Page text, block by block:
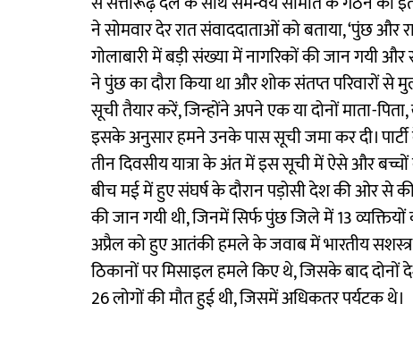
ने सोमवार देर रात संवाददाताओं को बताया, ‘पुंछ
गोलाबारी में बड़ी संख्या में नागरिकों की जान गयी
ने पुंछ का दौरा किया था और शोक संतप्त परिवारों
सूची तैयार करें, जिन्होंने अपने एक या दोनों माता-
इसके अनुसार हमने उनके पास सूची जमा कर दी।
तीन दिवसीय यात्रा के अंत में इस सूची में ऐसे और
बीच मई में हुए संघर्ष के दौरान पड़ोसी देश की ओर से
की जान गयी थी, जिनमें सिर्फ पुंछ जिले में 13
अप्रैल को हुए आतंकी हमले के जवाब में भारतीय
ठिकानों पर मिसाइल हमले किए थे, जिसके बाद
26 लोगों की मौत हुई थी, जिसमें अधिकतर पर्यटक थे।